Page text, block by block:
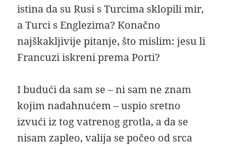
istina da su Rusi s Turcima sklopili mir,
a Turci s Englezima? Konačno
najškakljivije pitanje, što mislim: jesu li
Francuzi iskreni prema Porti?
I budući da sam se – ni sam ne znam
kojim nadahnućem – uspio sretno
izvući iz tog vatrenog grotla, a da se
nisam zapleo, valija se počeo od srca